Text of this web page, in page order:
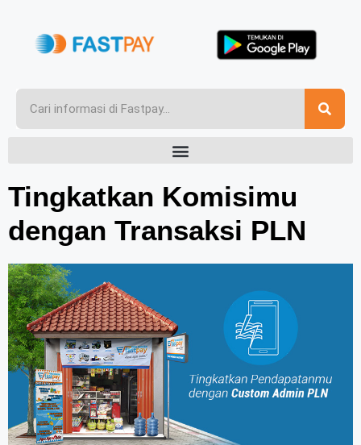
Tingkatkan Komisimu
dengan Transaksi PLN